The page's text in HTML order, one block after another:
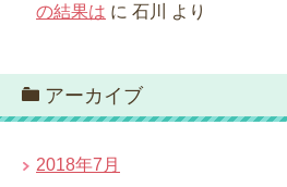
の結果は に 石川 より
アーカイブ
2018年7月